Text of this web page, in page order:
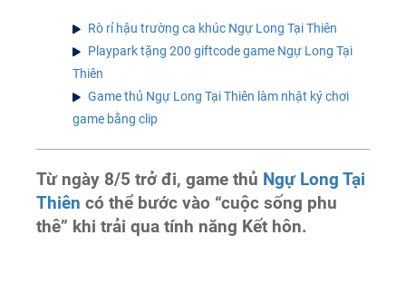
Rò rỉ hậu trường ca khúc Ngự Long Tại Thiên
Playpark tặng 200 giftcode game Ngự Long Tại
Thiên
Game thủ Ngự Long Tại Thiên làm nhật ký chơi
game bằng clip
Từ ngày 8/5 trở đi, game thủ Ngự Long Tại
Thiên có thể bước vào “cuộc sống phu
thê” khi trải qua tính năng Kết hôn.